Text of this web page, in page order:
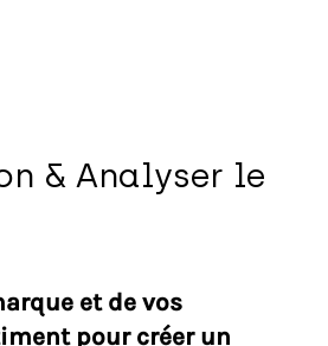
& Analyser le
et de vos
pour créer un